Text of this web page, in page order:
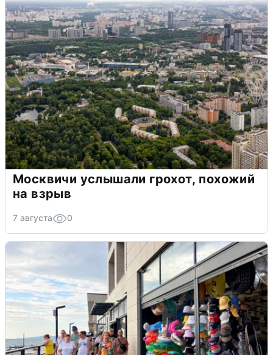
Москвичи услышали грохот, похожий
на взрыв
7 августа 0